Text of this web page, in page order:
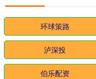
环球策路
泸深投
伯乐配资